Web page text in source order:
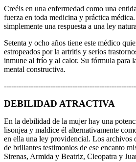
Creéis en una enfermedad como una
fuerza en toda medicina y práctica
simplemente una respuesta a una ley
Setenta y ocho años tiene este médico
estropeados por la artritis y serios
inmune al frío y al calor. Su fórmula para
mental constructiva.
DEBILIDAD ATRACTIVA
En la debilidad de la mujer hay una
lisonjea y maldice él alternativamente
en ella una ley providencial. Los archivos
de brillantes testimonios de ese encanto
Sirenas, Armida y Beatriz, Cleopatra y